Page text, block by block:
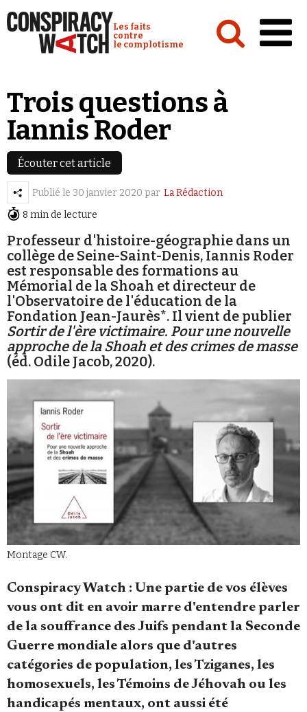
Conspiracy Watch :
Les faits
contre
le complotisme
Analyses
Conspipédia
Vidéos
Émissions
Revues de presse
Newsletter
Faire un don
Demander à Vera
Se connecter
Trois questions à
Iannis Roder
Écouter cet article
Publié le 30 janvier 2020 par La Rédaction
8 min de lecture
Professeur d'histoire-géographie dans un
collège de Seine-Saint-Denis, Iannis Roder
est responsable des formations au
Mémorial de la Shoah et directeur de
l'Observatoire de l'éducation de la
Fondation Jean-Jaurès*. Il vient de publier
Sortir de l'ère victimaire. Pour une nouvelle
approche de la Shoah et des crimes de masse
(éd. Odile Jacob, 2020).
Montage CW.
Conspiracy Watch : Une partie de vos élèves
vous ont dit en avoir marre d'entendre parler
de la souffrance des Juifs pendant la Seconde
Guerre mondiale alors que d'autres
catégories de population, les Tziganes, les
homosexuels, les Témoins de Jéhovah ou les
handicapés mentaux, ont aussi été